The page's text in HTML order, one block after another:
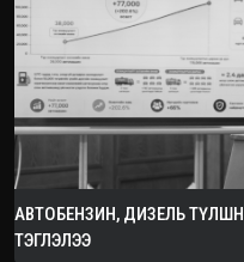
АВТОБЕНЗИН, ДИЗЕЛЬ
ТЭГЛЭЛЭЭ